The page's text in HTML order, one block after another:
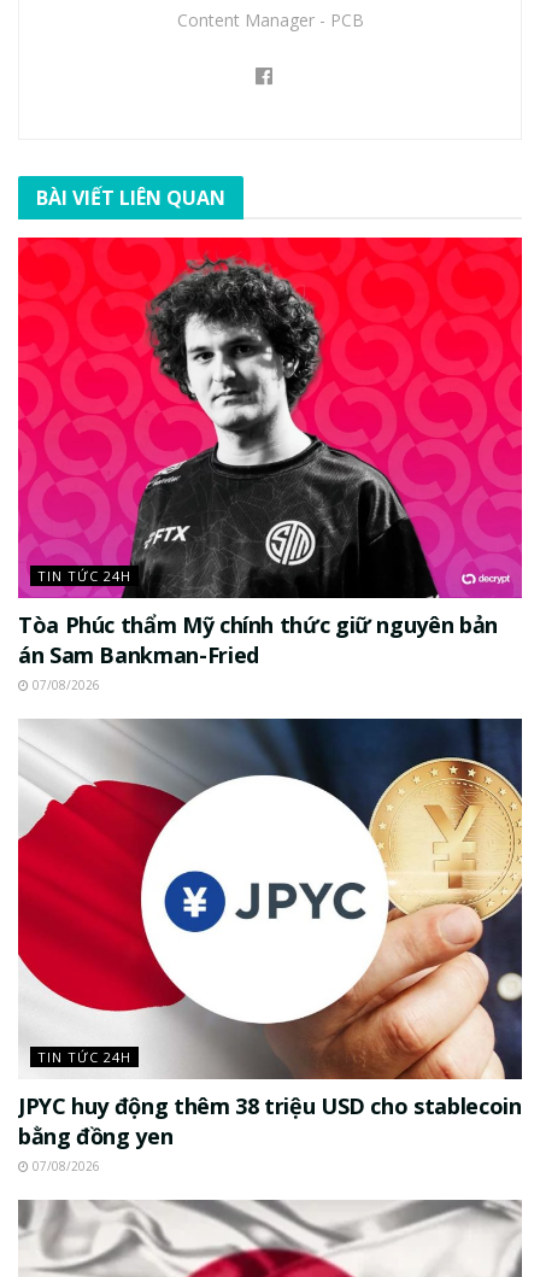
Content Manager - PCB
BÀI VIẾT LIÊN QUAN
TIN TỨC 24H
Tòa Phúc thẩm Mỹ chính thức giữ nguyên bản
án Sam Bankman-Fried
07/08/2026
TIN TỨC 24H
JPYC huy động thêm 38 triệu USD cho stablecoin
bằng đồng yen
07/08/2026